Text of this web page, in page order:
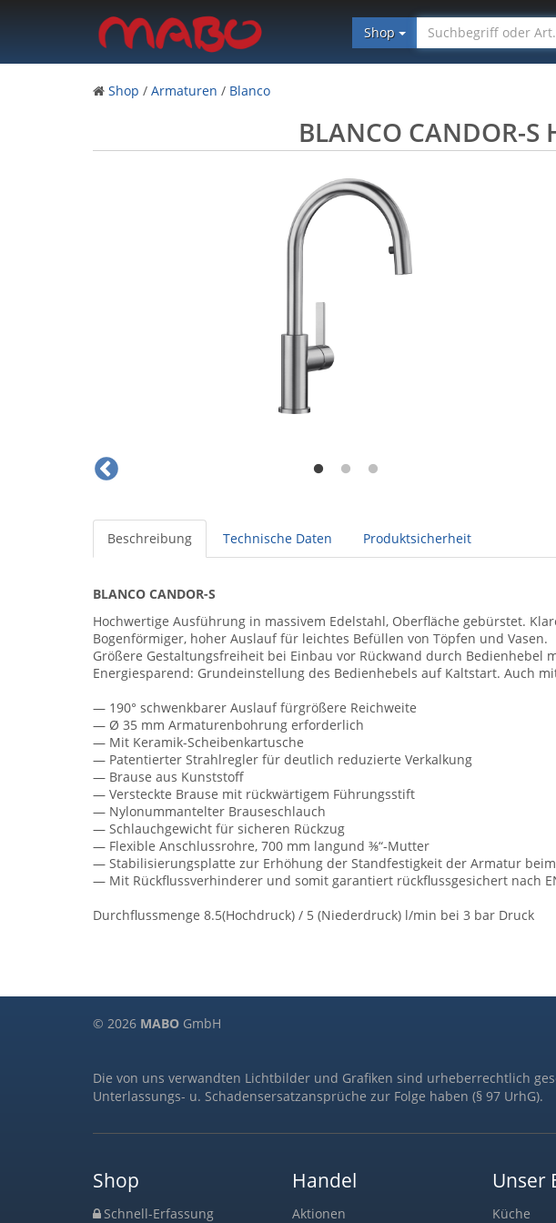
Shop
Shop / Armaturen / Blanco
BLANCO CANDOR-
Beschreibung Technische Daten Produktsicherheit
BLANCO CANDOR-S
Hochwertige Ausführung in massivem Edelstahl, Oberfläche gebürstet.
Bogenförmiger, hoher Auslauf für leichtes Befüllen von Töpfen und Vasen.
Größere Gestaltungsfreiheit bei Einbau vor Rückwand durch Bedienhebel
Energiesparend: Grundeinstellung des Bedienhebels auf Kaltstart. Auch
— 190° schwenkbarer Auslauf fürgrößere Reichweite
— Ø 35 mm Armaturenbohrung erforderlich
— Mit Keramik-Scheibenkartusche
— Patentierter Strahlregler für deutlich reduzierte Verkalkung
— Brause aus Kunststoff
— Versteckte Brause mit rückwärtigem Führungsstift
— Nylonummantelter Brauseschlauch
— Schlauchgewicht für sicheren Rückzug
— Flexible Anschlussrohre, 700 mm langund ⅜“-Mutter
— Stabilisierungsplatte zur Erhöhung der Standfestigkeit der Armatur
— Mit Rückflussverhinderer und somit garantiert rückflussgesichert nach
Durchflussmenge 8.5(Hochdruck) / 5 (Niederdruck) l/min bei 3 bar Druck
© 2026 MABO GmbH
Die von uns verwandten Lichtbilder und Grafiken sind urheberrechtlich
Unterlassungs- u. Schadensersatzansprüche zur Folge haben (§ 97 UrhG).
Shop
Schnell-Erfassung
Handel
Aktionen
Unser
Küche